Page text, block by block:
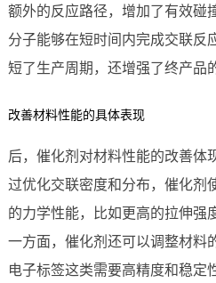
额外的反应路径，增加了有效碰
分子能够在短时间内完成交联反
短了生产周期，还增强了终产品
改善材料性能的具体表现
后，催化剂对材料性能的改善体
过优化交联密度和分布，催化剂
的力学性能，比如更高的拉伸强
一方面，催化剂还可以调整材料
电子标签这类需要高精度和稳定